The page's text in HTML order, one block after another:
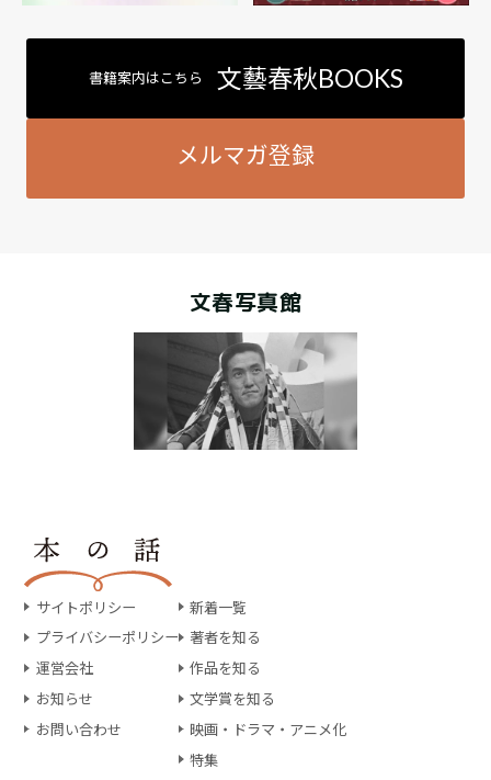
書籍案内はこちら 文藝春秋BOOKS
メルマガ登録
文春写真館
サイトポリシー
プライバシーポリシー
運営会社
お知らせ
お問い合わせ
新着一覧
著者を知る
作品を知る
文学賞を知る
映画・ドラマ・アニメ化
特集